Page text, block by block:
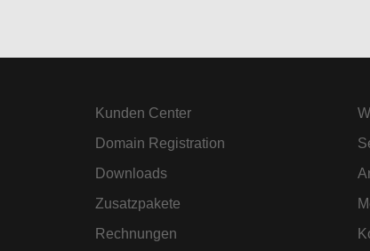
Kunden Center
Domain Registration
Downloads
Zusatzpakete
Rechnungen